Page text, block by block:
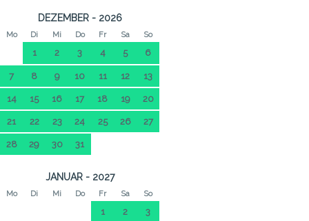
DEZEMBER - 2026
Mo Di Mi Do Fr Sa So
1 2 3 4 5 6
7 8 9 10 11 12 13
14 15 16 17 18 19 20
21 22 23 24 25 26 27
28 29 30 31
JANUAR - 2027
Mo Di Mi Do Fr Sa So
1 2 3